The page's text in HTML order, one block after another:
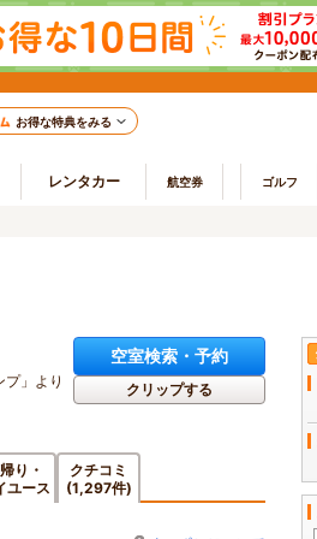
お得な特典をみる
レンタカー 航空券 ゴルフ
」より
空室検索・予約
クリップする
り・
ユース
クチコミ
(1,297件)